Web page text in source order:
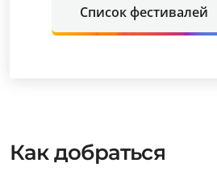
Список фестивалей
Как добраться